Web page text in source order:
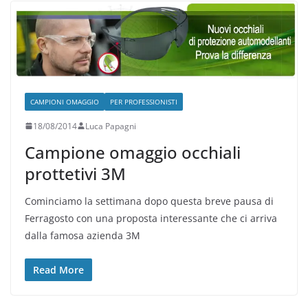
CAMPIONI OMAGGIO PER PROFESSIONISTI
18/08/2014 Luca Papagni
Campione omaggio occhiali
prottetivi 3M
Cominciamo la settimana dopo questa breve pausa di
Ferragosto con una proposta interessante che ci arriva
dalla famosa azienda 3M
Read More